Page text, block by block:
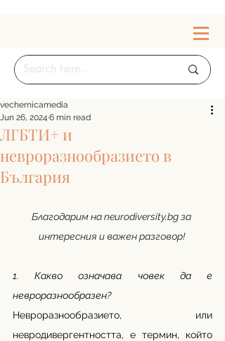
ЛГБТИ+ и
невроразнообразието в
България
vechernicamedia
Jun 26, 2024 6 min read
Благодарим на neurodiversity.bg за
интересния и важен разговор!
1. Какво означава човек да е
невроразнообразен?
Невроразнообразието, или
невродивергентността, е термин, който